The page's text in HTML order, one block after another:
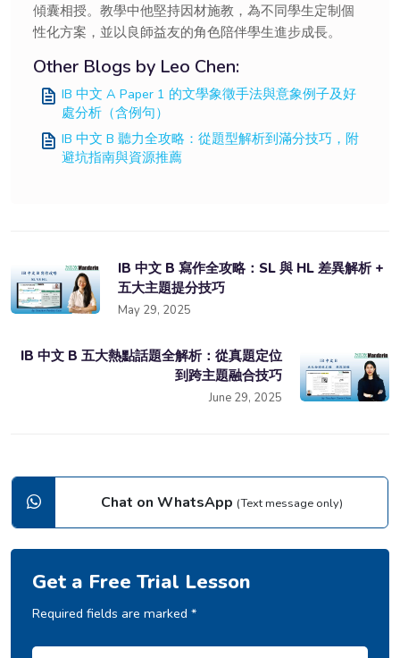
傾囊相授。教學中他堅持因材施教，為不同學生定制個
性化方案，並以良師益友的角色陪伴學生進步成長。
Other Blogs by Leo Chen:
IB 中文 A Paper 1 的文學象徵手法與意象例子及好
處分析（含例句）
IB 中文 B 聽力全攻略：從題型解析到滿分技巧，附
避坑指南與資源推薦
IB 中文 B 寫作全攻略：SL 與 HL 差異解析 +
五大主題提分技巧
May 29, 2025
IB 中文 B 五大熱點話題全解析：從真題定位
到跨主題融合技巧
June 29, 2025
Chat on WhatsApp (Text message only)
Get a Free Trial Lesson
Required fields are marked *